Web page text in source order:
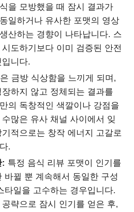
을 모방했을 때 잠시 결과가
일하거나 유사한 포맷의 영상
산하는 경향이 나타납니다. 스
도하기보다 이미 검증된 안전
니다.
금방 식상함을 느끼게 되며,
하지 않고 정체되는 결과를
의 독창적인 색깔이나 강점을
많은 유사 채널 사이에서 잊
적으로는 창작 에너지 고갈로
.
: 특정 음식 리뷰 포맷이 인기를
바뀔 뿐 계속해서 동일한 구성
타일을 고수하는 경우입니다.
략으로 잠시 인기를 얻은 후,